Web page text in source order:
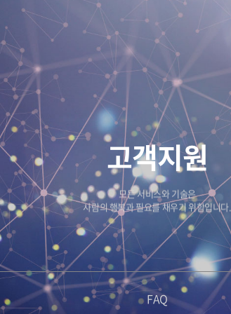
고객지원
모든 서비스와 기술은
사람의 행복과 필요를 채우기 위함입니다.
FAQ